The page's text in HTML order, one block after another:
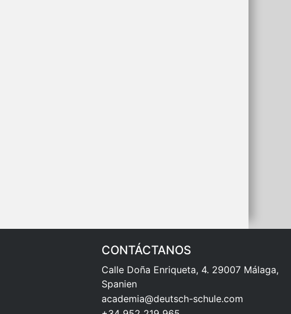
CONTÁCTANOS
Calle Doña Enriqueta, 4. 29007 Málaga,
Spanien
academia@deutsch-schule.com